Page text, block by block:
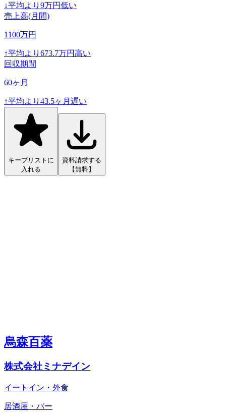
↓平均より 9万円低い
売上高(月間)
1100万円
↑平均より 673.7万円高い
回収期間
60ヶ月
↑平均より 43.5ヶ月遅い
キープリストに
入れる
資料請求する
【無料】
烏森百薬
株式会社ミナデイン
イートイン・外食
居酒屋・バー